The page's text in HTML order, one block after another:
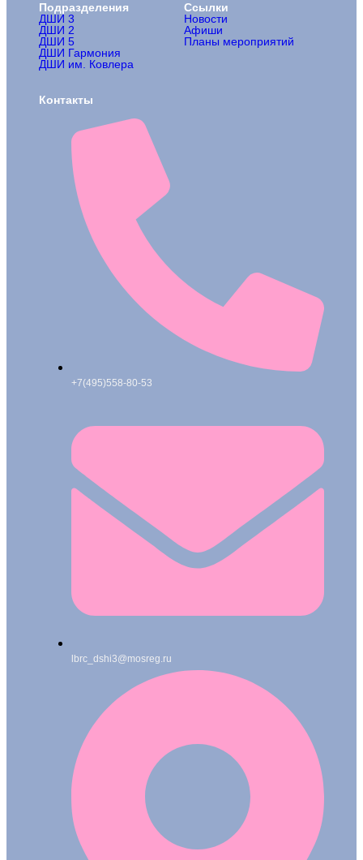
Подразделения
ДШИ 3
ДШИ 2
ДШИ 5
ДШИ Гармония
ДШИ им. Ковлера
Ссылки
Новости
Афиши
Планы мероприятий
Контакты
+7(495)558-80-53
lbrc_dshi3@mosreg.ru